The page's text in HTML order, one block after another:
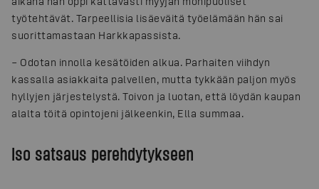
työtehtävät. Tarpeellisia lisäeväitä työelämään hän sai
suorittamastaan Harkkapassista.
– Odotan innolla kesätöiden alkua. Parhaiten viihdyn
kassalla asiakkaita palvellen, mutta tykkään paljon myös
hyllyjen järjestelystä. Toivon ja luotan, että löydän kaupan
alalta töitä opintojeni jälkeenkin, Ella summaa.
Iso satsaus perehdytykseen